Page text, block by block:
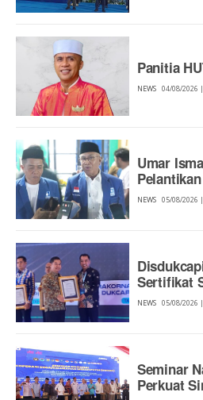
Panitia
NEWS 04/08/2026
Umar
NEWS 05/08/2026
Sertifikat
NEWS 05/08/2026
Seminar
Perkuat